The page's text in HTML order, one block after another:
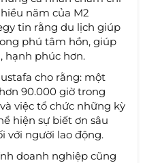
năm của M2
tin rằng du lịch giúp
phú tâm hồn, giúp
hạnh phúc hơn.
cho rằng: một
90.000 giờ trong
việc tổ chức những kỳ
hiện sự biết ơn sâu
với người lao động.
doanh nghiệp cũng